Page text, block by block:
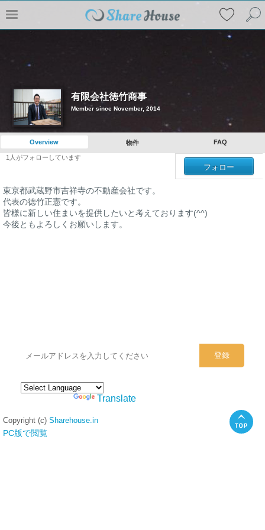
有限会社徳竹商事
Member since November, 2014
Overview 物件 FAQ
1 人がフォローしています
フォロー
東京都武蔵野市吉祥寺の不動産会社です。
代表の徳竹正憲です。
皆様に新しい住まいを提供したいと考えております(^^)
今後ともよろしくお願いします。
Translate
Copyright (c) Sharehouse.in
PC版で閲覧